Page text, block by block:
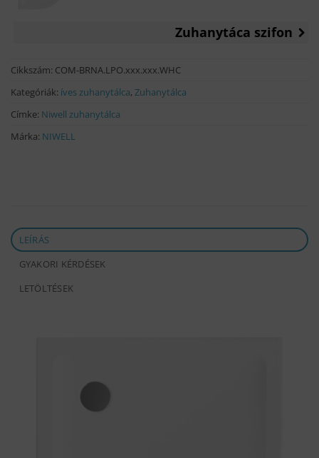
900 Ft. 990 Ft.
Zuhanytáca szifon
Cikkszám: COM-BRNA.LPO.xxx.xxx.WHC
Kategóriák: íves zuhanytálca, Zuhanytálca
Címke: Niwell zuhanytálca
Márka: NIWELL
LEÍRÁS
GYAKORI KÉRDÉSEK
LETÖLTÉSEK